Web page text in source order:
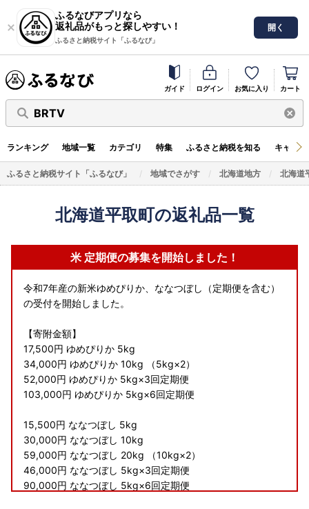
ふるなびアプリなら
返礼品がもっと探しやすい！
ふるさと納税サイト「ふるなび」
開く
ガイド ログイン お気に入り カート
BRTV
ランキング 地域一覧 カテゴリ 特集 ふるさと納税を知る キャン
ふるさと納税サイト「ふるなび」 地域でさがす 北海道地方 北海道
北海道平取町の返礼品一覧
米 定期便の募集を開始しました！
令和7年産の新米ゆめぴりか、ななつぼし（定期便を含む）
の受付を開始しました。
【寄附金額】
17,500円 ゆめぴりか 5kg
34,000円 ゆめぴりか 10kg （5kg×2）
52,000円 ゆめぴりか 5kg×3回定期便
103,000円 ゆめぴりか 5kg×6回定期便
15,500円 ななつぼし 5kg
30,000円 ななつぼし 10kg
59,000円 ななつぼし 20kg （10kg×2）
46,000円 ななつぼし 5kg×3回定期便
90,000円 ななつぼし 5kg×6回定期便